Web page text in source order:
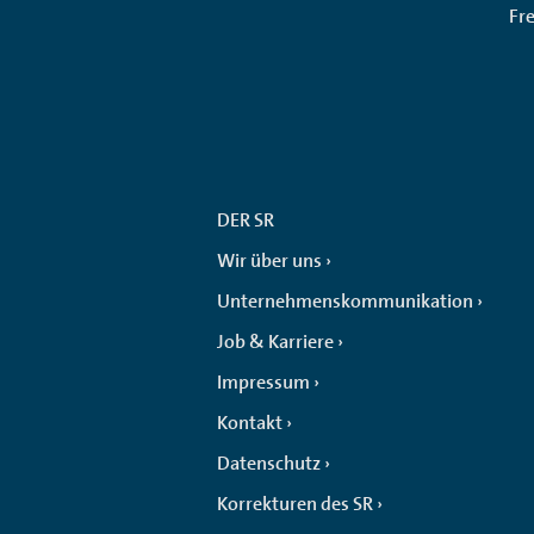
DER SR
Wir über uns
Unternehmenskommunikation
Job & Karriere
Impressum
Kontakt
Datenschutz
Korrekturen des SR